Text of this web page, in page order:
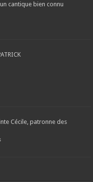
cantique bien connu
Cécile, patronne des